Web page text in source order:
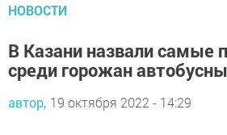
НОВОСТИ
В Казани назвали самые
среди горожан
автор, 19 октября 2022 - 14:29